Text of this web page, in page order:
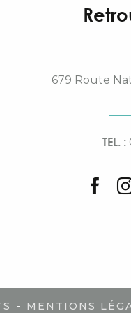
679 Route
TEL. :
- MENTIONS